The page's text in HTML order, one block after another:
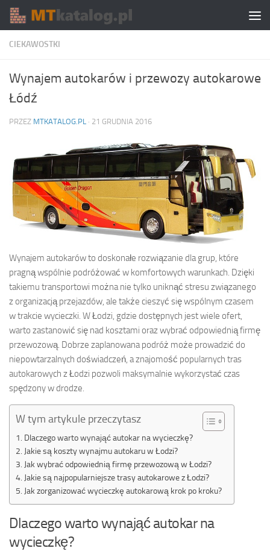
Skip to content
CIEKAWOSTKI
Wynajem autokarów i przewozy autokarowe
Łódź
PRZEZ MTKATALOG.PL · 21 GRUDNIA 2016
Wynajem autokarów to doskonałe rozwiązanie dla grup, które
pragną wspólnie podróżować w komfortowych warunkach. Dzięki
takiemu transportowi można nie tylko uniknąć stresu związanego
z organizacją przejazdów, ale także cieszyć się wspólnym czasem
w trakcie wycieczki. W Łodzi, gdzie dostępnych jest wiele ofert,
warto zastanowić się nad kosztami oraz wybrać odpowiednią firmę
przewozową. Dobrze zaplanowana podróż może prowadzić do
niepowtarzalnych doświadczeń, a znajomość popularnych tras
autokarowych z Łodzi pozwoli maksymalnie wykorzystać czas
spędzony w drodze.
W tym artykule przeczytasz
Dlaczego warto wynająć autokar na wycieczkę?
Jakie są koszty wynajmu autokaru w Łodzi?
Jak wybrać odpowiednią firmę przewozową w Łodzi?
Jakie są najpopularniejsze trasy autokarowe z Łodzi?
Jak zorganizować wycieczkę autokarową krok po kroku?
Dlaczego warto wynająć autokar na
wycieczkę?